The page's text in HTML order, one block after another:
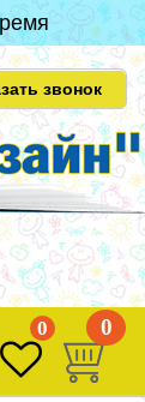
звонок
0 0